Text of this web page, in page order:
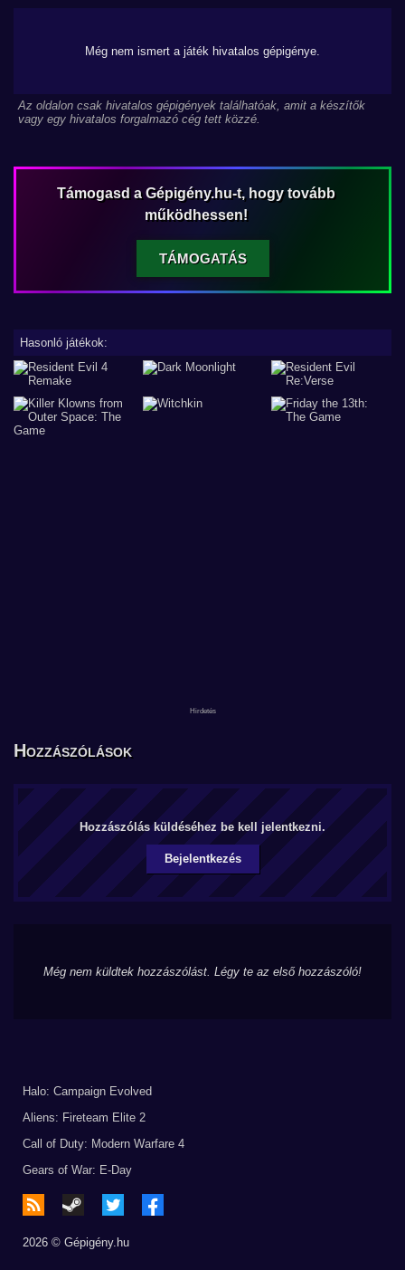
Még nem ismert a játék hivatalos gépigénye.
Az oldalon csak hivatalos gépigények találhatóak, amit a készítők
vagy egy hivatalos forgalmazó cég tett közzé.
Támogasd a Gépigény.hu-t, hogy tovább
működhessen!
TÁMOGATÁS
Hasonló játékok:
Hozzászólások
Hozzászólás küldéséhez be kell jelentkezni.
Bejelentkezés
Még nem küldtek hozzászólást. Légy te az első hozzászóló!
Halo: Campaign Evolved
Aliens: Fireteam Elite 2
Call of Duty: Modern Warfare 4
Gears of War: E-Day
2026 © Gépigény.hu